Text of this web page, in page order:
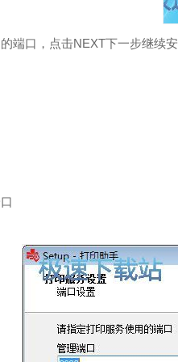
端口，点击NEXT下一步继续